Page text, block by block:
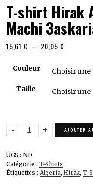
T-shirt Hirak
Machi
15,61€ – 20,05€
prix :
15,61 €
à
20,05 €
Couleur
Taille
quantité
de
shirt
Hirak
Algeria.
AJOUTER
UGS :ND
Catégorie :T-Shirts
Étiquettes :Algeria,Hirak,T-